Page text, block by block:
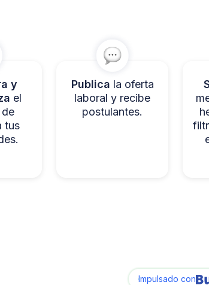
y
el
tus
Publica la oferta
laboral y recibe
postulantes.
Impulsado con